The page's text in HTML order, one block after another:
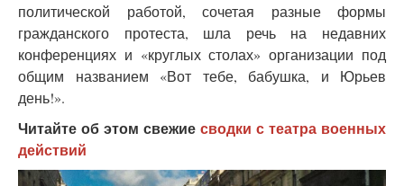
политической работой, сочетая разные формы
гражданского протеста, шла речь на недавних
конференциях и «круглых столах» организации под
общим названием «Вот тебе, бабушка, и Юрьев
день!».
Читайте об этом свежие сводки с театра военных
действий